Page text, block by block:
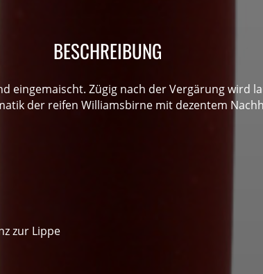
BESCHREIBUNG
eingemaischt. Zügig nach der Vergärung wird
der reifen Williamsbirne mit dezentem
zur Lippe